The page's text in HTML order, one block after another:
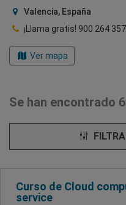
Valencia, España
¡Llama gratis! 900 264 357
Ver mapa
Se han encontrado
Curso de Cloud
service